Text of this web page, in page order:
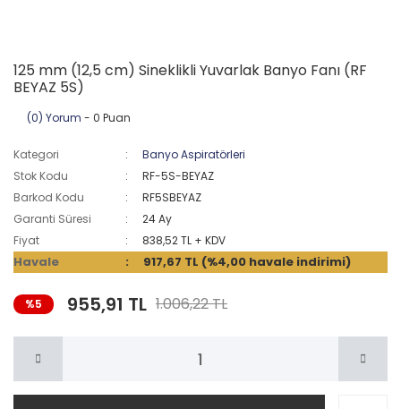
125 mm (12,5 cm) Sineklikli Yuvarlak Banyo Fanı (RF
BEYAZ 5S)
(0) Yorum - 0 Puan
Kategori
Banyo Aspiratörleri
Stok Kodu
RF-5S-BEYAZ
Barkod Kodu
RF5SBEYAZ
Garanti Süresi
24 Ay
Fiyat
838,52 TL + KDV
Havale 917,67 TL (%4,00 havale indirimi)
%5 955,91 TL 1.006,22 TL